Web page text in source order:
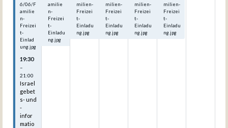
6/06/F
amilie
n-
Freizei
t-
Einlad
ung.jpg
19:30
–
21:00
Israel
gebet
s- und
-
infor
matio
amilie
n-
Freizei
t-
Einladu
ng.jpg
milien-
Freizei
t-
Einladu
ng.jpg
milien-
Freizei
t-
Einladu
ng.jpg
milien-
Freizei
t-
Einladu
ng.jpg
milien-
Freizei
t-
Einladu
ng.jpg